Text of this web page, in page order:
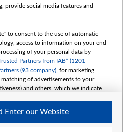
Shorts
мульт
English
PL
Now
History
Music
Doc
provide social media features and
to consent to the use of automatic
access to information on your end
of your personal data by
Partners from IAB* (1201
(93 company) , for marketing
of advertisements to your
and others, which we indicate
by TVP S.A. w likwidacji are as
Enter our Website